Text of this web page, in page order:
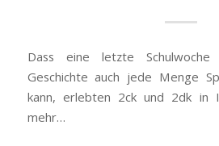
Dass eine letzte
Geschichte auch jede Menge
kann, erlebten 2ck und 2dk in
mehr…